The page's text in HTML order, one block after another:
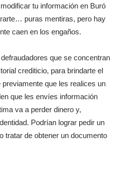
tu información en Buró
puras mentiras, pero hay
caen en los engaños.
que se concentran
crediticio, para brindarte el
que les realices un
que les envíes información
va a perder dinero y,
Podrían lograr pedir un
tratar de obtener un documento